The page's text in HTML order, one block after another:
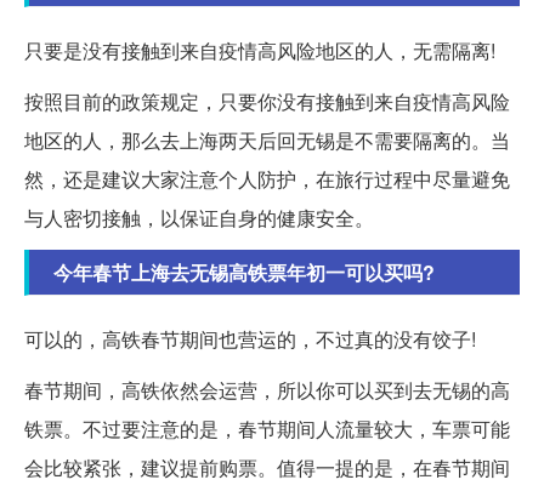
只要是没有接触到来自疫情高风险地区的人，无需隔离!
按照目前的政策规定，只要你没有接触到来自疫情高风险
地区的人，那么去上海两天后回无锡是不需要隔离的。当
然，还是建议大家注意个人防护，在旅行过程中尽量避免
与人密切接触，以保证自身的健康安全。
今年春节上海去无锡高铁票年初一可以买吗?
可以的，高铁春节期间也营运的，不过真的没有饺子!
春节期间，高铁依然会运营，所以你可以买到去无锡的高
铁票。不过要注意的是，春节期间人流量较大，车票可能
会比较紧张，建议提前购票。值得一提的是，在春节期间